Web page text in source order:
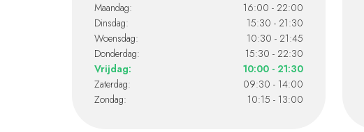
Maandag:
16:00 - 22:00
Dinsdag:
15:30 - 21:30
Woensdag:
10:30 - 21:45
Donderdag:
15:30 - 22:30
Vrijdag:
10:00 - 21:30
Zaterdag:
09:30 - 14:00
Zondag:
10:15 - 13:00